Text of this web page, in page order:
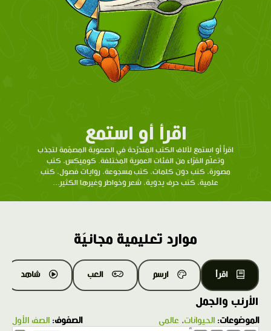
اقرأ أو استمع
اقرأ أو استمع لآلاف الكتب المتدرّحة في الصعوبة المصمّمة لتجذب
وتعلّم القرّاء من الفئات العمرية المختلفة. كوميكس، كتب
مصورة، كتب دون كلمات، كتب مسجوعة، روايات فصول، كتب
علمية، كتب حرف يدوية، شعر وخواطر وغيرها الكثير...
موارد تعليمية مجانيّة
اقرأ ارسم العب شاهد
الأرنب والجمل
الموضوعات: الحيوانات، عالمي الصفوف: الصف الأول